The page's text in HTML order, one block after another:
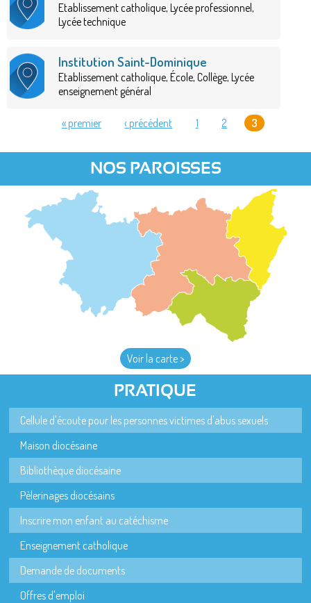
Etablissement catholique, Lycée professionnel,
Lycée technique
Institution Saint-Dominique
Etablissement catholique, École, Collège, Lycée
enseignement général
« premier ‹ précédent 1 2 3
NOS PAROISSES
Voir la carte >
PRATIQUE
Cellule d'écoute pour les personnes victimes d'abus sexuels
Maison diocésaine
Bibliothèque diocésaine
Pèlerinages diocésains
Inscrire mon enfant au catéchisme
Enseignement catholique
Demande de documents
Offres d'emploi